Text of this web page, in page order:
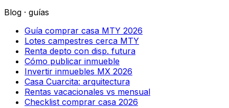
Blog · guías
Guía comprar casa MTY 2026
Lotes campestres cerca MTY
Renta depto con disp. futura
Cómo publicar inmueble
Invertir inmuebles MX 2026
Casa Cuarcita: arquitectura
Rentas vacacionales vs mensual
Checklist comprar casa 2026